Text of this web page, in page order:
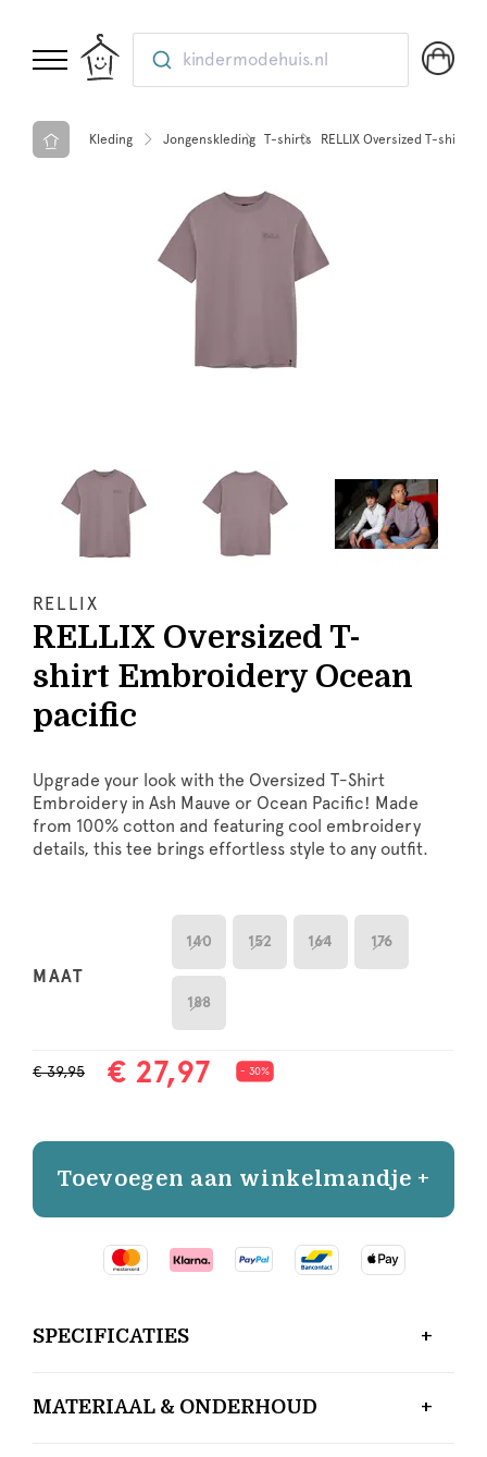
kindermodehuis.nl
Kleding Jongenskleding T-shirts RELLIX Oversized T-shirt
RELLIX
RELLIX Oversized T-
shirt Embroidery Ocean
pacific
Upgrade your look with the Oversized T-Shirt
Embroidery in Ash Mauve or Ocean Pacific! Made
from 100% cotton and featuring cool embroidery
details, this tee brings effortless style to any outfit.
MAAT
140 152 164 176
188
€ 39,95 € 27,97 - 30%
Toevoegen aan winkelmandje +
SPECIFICATIES
MATERIAAL & ONDERHOUD